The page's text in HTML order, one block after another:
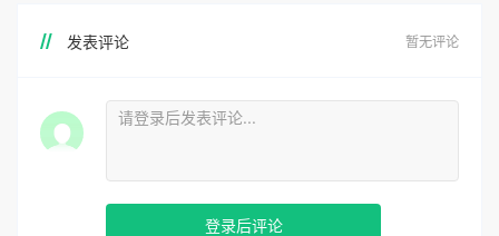
发表评论 暂无评论
登录后评论